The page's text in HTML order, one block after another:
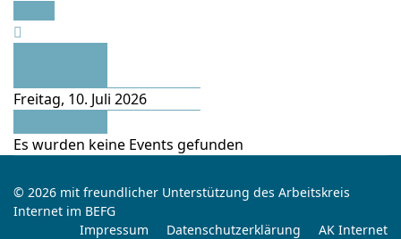
Freitag, 10. Juli 2026
Es wurden keine Events gefunden
© 2026 mit freundlicher Unterstützung des Arbeitskreis
Internet im BEFG
Impressum
Datenschutzerklärung AK Internet